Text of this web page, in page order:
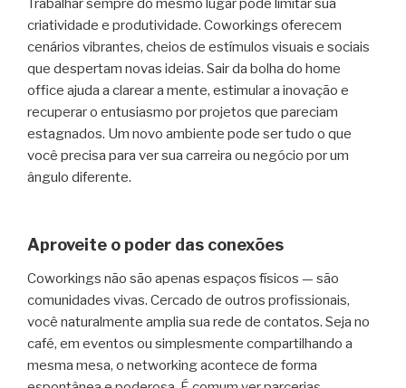
Trabalhar sempre do mesmo lugar pode limitar sua
criatividade e produtividade. Coworkings oferecem
cenários vibrantes, cheios de estímulos visuais e sociais
que despertam novas ideias. Sair da bolha do home
office ajuda a clarear a mente, estimular a inovação e
recuperar o entusiasmo por projetos que pareciam
estagnados. Um novo ambiente pode ser tudo o que
você precisa para ver sua carreira ou negócio por um
ângulo diferente.
Aproveite o poder das conexões
Coworkings não são apenas espaços físicos — são
comunidades vivas. Cercado de outros profissionais,
você naturalmente amplia sua rede de contatos. Seja no
café, em eventos ou simplesmente compartilhando a
mesma mesa, o networking acontece de forma